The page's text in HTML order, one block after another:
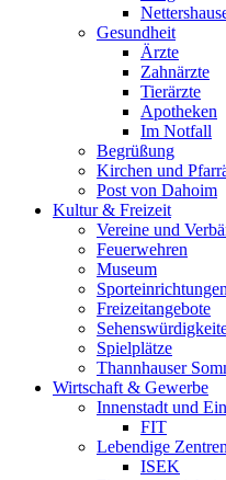
Gesundheit
Ärzte
Zahnärzte
Tierärzte
Apotheken
Im Notfall
Begrüßung
Kirchen und
Post von Dahoim
Kultur & Freizeit
Vereine und
Feuerwehren
Museum
Sporteinrichtungen
Freizeitangebote
Spielplätze
Thannhauser
Wirtschaft & Gewerbe
Innenstadt und
FIT
Lebendige Zentren
ISEK